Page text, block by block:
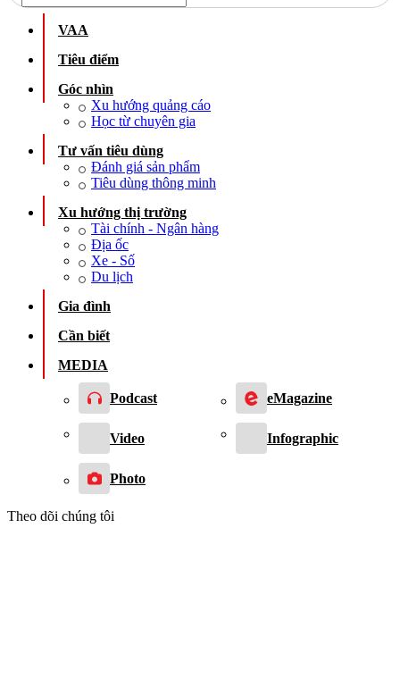
VAA
Tiêu điểm
Góc nhìn
Xu hướng quảng cáo
Học từ chuyên gia
Tư vấn tiêu dùng
Đánh giá sản phẩm
Tiêu dùng thông minh
Xu hướng thị trường
Tài chính - Ngân hàng
Địa ốc
Xe - Số
Du lịch
Gia đình
Cần biết
MEDIA
Podcast eMagazine
Video Infographic
Photo
Theo dõi chúng tôi